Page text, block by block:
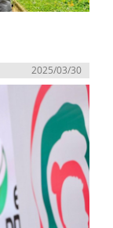
2025/03/30